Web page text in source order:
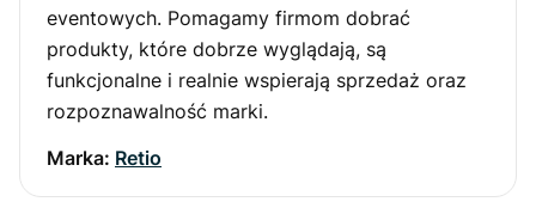
eventowych. Pomagamy firmom dobrać
produkty, które dobrze wyglądają, są
funkcjonalne i realnie wspierają sprzedaż oraz
rozpoznawalność marki.
Marka: Retio